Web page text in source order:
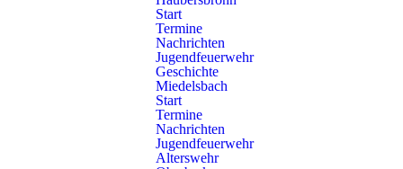
Start
Termine
Nachrichten
Jugendfeuerwehr
Geschichte
Miedelsbach
Start
Termine
Nachrichten
Jugendfeuerwehr
Alterswehr